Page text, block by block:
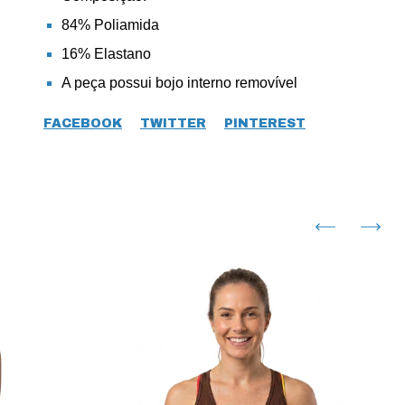
84% Poliamida
16% Elastano
A peça possui bojo interno removível
FACEBOOK TWITTER PINTEREST